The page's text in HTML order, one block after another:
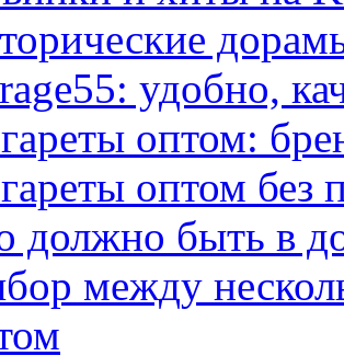
удобно,
оптом:
оптом без
должно быть в
между